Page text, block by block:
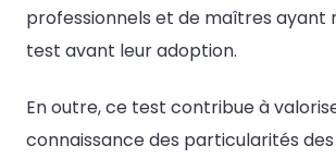
professionnels et de maîtres ayant
test avant leur adoption.
En outre, ce test contribue à
connaissance des particularités